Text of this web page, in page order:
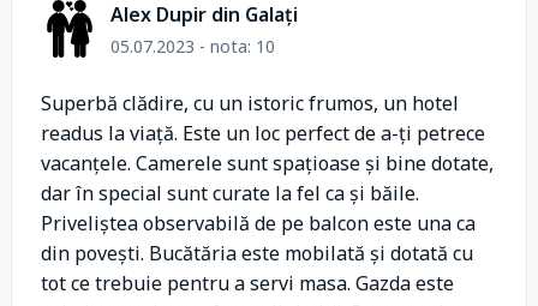
Alex Dupir din Galați
05.07.2023 - nota: 10
Superbă clădire, cu un istoric frumos, un hotel
readus la viață. Este un loc perfect de a-ți petrece
vacanțele. Camerele sunt spațioase și bine dotate,
dar în special sunt curate la fel ca și băile.
Priveliștea observabilă de pe balcon este una ca
din povești. Bucătăria este mobilată și dotată cu
tot ce trebuie pentru a servi masa. Gazda este